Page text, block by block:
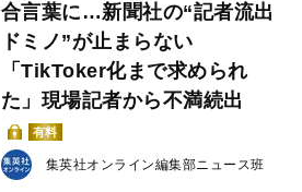
合言葉に…新聞社の“記者流出
ドミノ”が止まらない
「TikToker化まで求められ
た」現場記者から不満続出
有料
集英社オンライン編集部ニュース班